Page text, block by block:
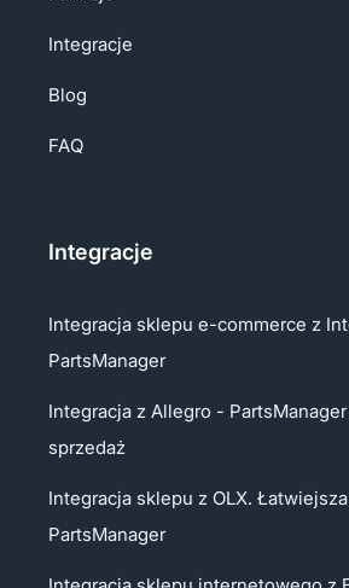
Integracje
Blog
FAQ
Integracje
Integracja sklepu e-commerce z
PartsManager
Integracja z Allegro -
sprzedaż
Integracja sklepu z OLX.
PartsManager